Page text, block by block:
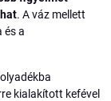
. A váz mellett
és a
kialakított kefével